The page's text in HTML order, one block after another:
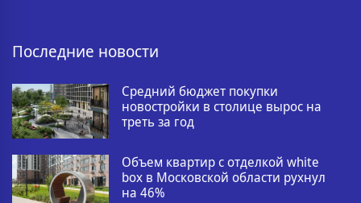
Последние новости
Средний бюджет покупки
новостройки в столице вырос на
треть за год
Объем квартир с отделкой white
box в Московской области рухнул
на 46%